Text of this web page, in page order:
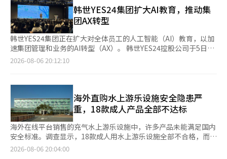
韩世YES24集团扩大AI教育，推动集
团AX转型
韩世YES24集团正在扩大对全体员工的人工智能（AI）教育，以加
速集团管理和业务的AI转型（AX）。 韩世YES24控股公司于5日宣
布，邀请了Unbound Lab Dev的代表赵勇敏，举办了以‘AI时代
子工作，目前领导风险投资公司Unbound Lab Dev，致力于培养
AI初创企业。 讲座中，主要讨论了AI时代所需的思维方式及其在实
际工作中的应用方法。 赵勇敏表示：“需要设计解决上级组织目
标的‘Level+1’关键绩效指标（KPI），并以此为基础制定AI项
目。” 他解释说，仅仅在现有框架上添加AI并不能根本改变企业的
体质，必须重新定义KPI，以确保AI能够帮助实现业务目标。 韩世
YES24集团计划以此次讲座为契机，全面推进管理和业务流程中的
AI应用（AX）。集团希望提升全体员工的AI应用能力，并将其与产
2026-08-06 20:12:10
海外直购水上游乐设施安全隐患严
重，18款成人产品全部不达标
海外在线平台销售的充气水上游乐设施中，许多产品未能满足国内
安全标准。调查显示，18款成人用水上游乐设施全部不合格，而在
20款儿童产品中，有18款被判定为不合格。工业和贸易部国家技
2026-08-06 20:04:00